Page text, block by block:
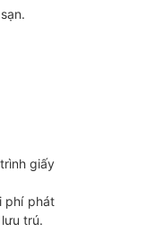
giấy
phí phát
trú.